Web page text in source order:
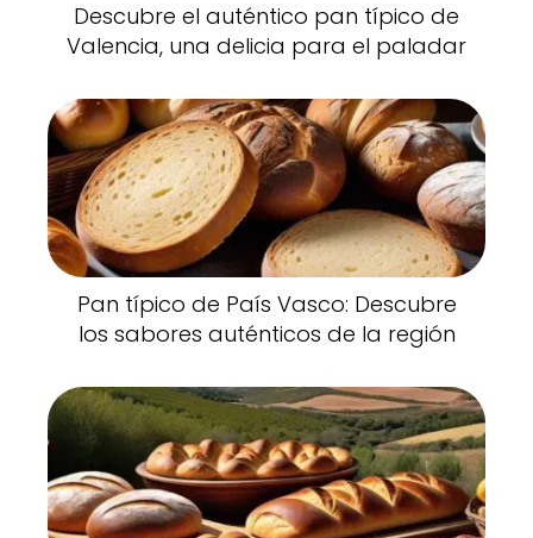
Descubre el auténtico pan típico de
Valencia, una delicia para el paladar
Pan típico de País Vasco: Descubre
los sabores auténticos de la región